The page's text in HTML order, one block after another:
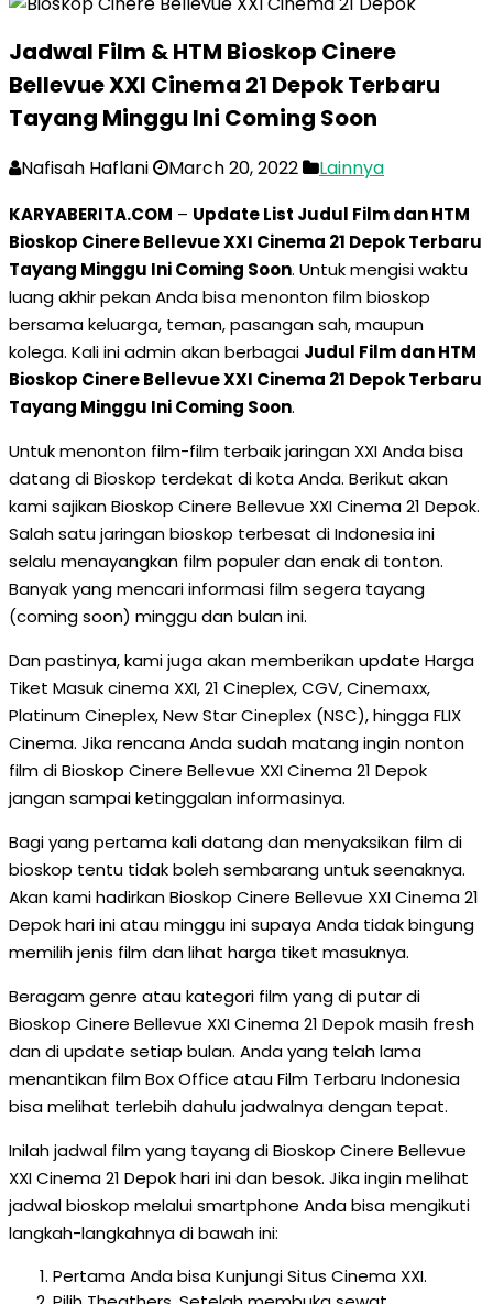
Jadwal Film & HTM Bioskop Cinere
Bellevue XXI Cinema 21 Depok Terbaru
Tayang Minggu Ini Coming Soon
Nafisah Haflani March 20, 2022 Lainnya
KARYABERITA.COM – Update List Judul Film dan HTM
Bioskop Cinere Bellevue XXI Cinema 21 Depok Terbaru
Tayang Minggu Ini Coming Soon. Untuk mengisi waktu
luang akhir pekan Anda bisa menonton film bioskop
bersama keluarga, teman, pasangan sah, maupun
kolega. Kali ini admin akan berbagai Judul Film dan HTM
Bioskop Cinere Bellevue XXI Cinema 21 Depok Terbaru
Tayang Minggu Ini Coming Soon.
Untuk menonton film-film terbaik jaringan XXI Anda bisa
datang di Bioskop terdekat di kota Anda. Berikut akan
kami sajikan Bioskop Cinere Bellevue XXI Cinema 21 Depok.
Salah satu jaringan bioskop terbesat di Indonesia ini
selalu menayangkan film populer dan enak di tonton.
Banyak yang mencari informasi film segera tayang
(coming soon) minggu dan bulan ini.
Dan pastinya, kami juga akan memberikan update Harga
Tiket Masuk cinema XXI, 21 Cineplex, CGV, Cinemaxx,
Platinum Cineplex, New Star Cineplex (NSC), hingga FLIX
Cinema. Jika rencana Anda sudah matang ingin nonton
film di Bioskop Cinere Bellevue XXI Cinema 21 Depok
jangan sampai ketinggalan informasinya.
Bagi yang pertama kali datang dan menyaksikan film di
bioskop tentu tidak boleh sembarang untuk seenaknya.
Akan kami hadirkan Bioskop Cinere Bellevue XXI Cinema 21
Depok hari ini atau minggu ini supaya Anda tidak bingung
memilih jenis film dan lihat harga tiket masuknya.
Beragam genre atau kategori film yang di putar di
Bioskop Cinere Bellevue XXI Cinema 21 Depok masih fresh
dan di update setiap bulan. Anda yang telah lama
menantikan film Box Office atau Film Terbaru Indonesia
bisa melihat terlebih dahulu jadwalnya dengan tepat.
Inilah jadwal film yang tayang di Bioskop Cinere Bellevue
XXI Cinema 21 Depok hari ini dan besok. Jika ingin melihat
jadwal bioskop melalui smartphone Anda bisa mengikuti
langkah-langkahnya di bawah ini:
Pertama Anda bisa Kunjungi Situs Cinema XXI.